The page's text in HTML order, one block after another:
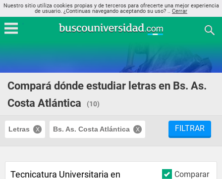
Nuestro sitio utiliza cookies propias y de terceros para ofrecerte una mejor experiencia
de usuario. ¿Continuas navegando aceptando su uso? .. Cerrar
Compará dónde estudiar letras en Bs. As.
Costa Atlántica
(10)
Letras Bs. As. Costa Atlántica FILTRAR
Comparar
Tecnicatura Universitaria en